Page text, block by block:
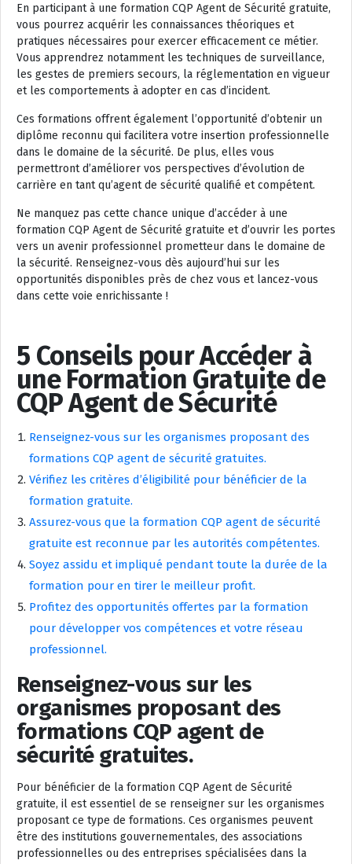
En participant à une formation CQP Agent de Sécurité gratuite,
vous pourrez acquérir les connaissances théoriques et
pratiques nécessaires pour exercer efficacement ce métier.
Vous apprendrez notamment les techniques de surveillance,
les gestes de premiers secours, la réglementation en vigueur
et les comportements à adopter en cas d’incident.
Ces formations offrent également l’opportunité d’obtenir un
diplôme reconnu qui facilitera votre insertion professionnelle
dans le domaine de la sécurité. De plus, elles vous
permettront d’améliorer vos perspectives d’évolution de
carrière en tant qu’agent de sécurité qualifié et compétent.
Ne manquez pas cette chance unique d’accéder à une
formation CQP Agent de Sécurité gratuite et d’ouvrir les portes
vers un avenir professionnel prometteur dans le domaine de
la sécurité. Renseignez-vous dès aujourd’hui sur les
opportunités disponibles près de chez vous et lancez-vous
dans cette voie enrichissante !
5 Conseils pour Accéder à
une Formation Gratuite de
CQP Agent de Sécurité
Renseignez-vous sur les organismes proposant des
formations CQP agent de sécurité gratuites.
Vérifiez les critères d’éligibilité pour bénéficier de la
formation gratuite.
Assurez-vous que la formation CQP agent de sécurité
gratuite est reconnue par les autorités compétentes.
Soyez assidu et impliqué pendant toute la durée de la
formation pour en tirer le meilleur profit.
Profitez des opportunités offertes par la formation
pour développer vos compétences et votre réseau
professionnel.
Renseignez-vous sur les
organismes proposant des
formations CQP agent de
sécurité gratuites.
Pour bénéficier de la formation CQP Agent de Sécurité
gratuite, il est essentiel de se renseigner sur les organismes
proposant ce type de formations. Ces organismes peuvent
être des institutions gouvernementales, des associations
professionnelles ou des entreprises spécialisées dans la